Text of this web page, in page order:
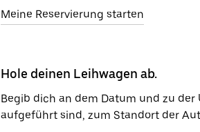
Meine Reservierung starten
Hole deinen Leihwagen ab.
Begib dich an dem Datum und zu
aufgeführt sind, zum Standort der